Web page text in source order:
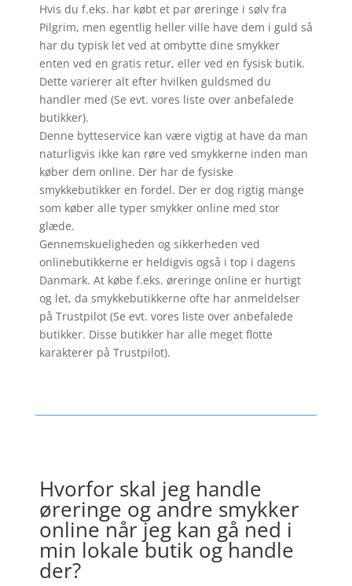
Hvis du f.eks. har købt et par øreringe i sølv fra
Pilgrim, men egentlig heller ville have dem i guld så
har du typisk let ved at ombytte dine smykker
enten ved en gratis retur, eller ved en fysisk butik.
Dette varierer alt efter hvilken guldsmed du
handler med (Se evt. vores liste over anbefalede
butikker).
Denne bytteservice kan være vigtig at have da man
naturligvis ikke kan røre ved smykkerne inden man
køber dem online. Der har de fysiske
smykkebutikker en fordel. Der er dog rigtig mange
som køber alle typer smykker online med stor
glæde.
Gennemskueligheden og sikkerheden ved
onlinebutikkerne er heldigvis også i top i dagens
Danmark. At købe f.eks. øreringe online er hurtigt
og let, da smykkebutikkerne ofte har anmeldelser
på Trustpilot (Se evt. vores liste over anbefalede
butikker. Disse butikker har alle meget flotte
karakterer på Trustpilot).
Hvorfor skal jeg handle
øreringe og andre smykker
online når jeg kan gå ned i
min lokale butik og handle
der?